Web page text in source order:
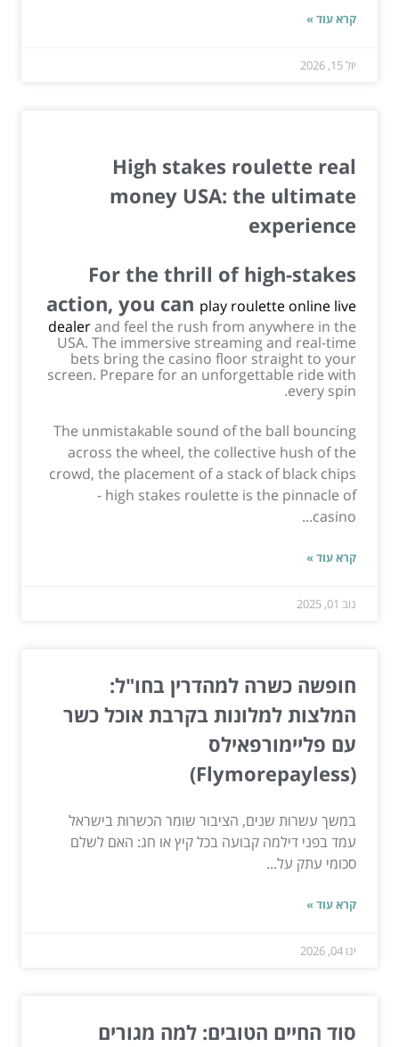
קרא עוד »
יול 15, 2026
High stakes roulette real
money USA: the ultimate
experience
For the thrill of high-stakes
action, you can play roulette online live
dealerand feel the rush from anywhere in the
USA. The immersive streaming and real-time
bets bring the casino floor straight to your
screen. Prepare for an unforgettable ride with
every spin.
The unmistakable sound of the ball bouncing
across the wheel, the collective hush of the
crowd, the placement of a stack of black chips
- high stakes roulette is the pinnacle of
casino...
קרא עוד »
נוב 01, 2025
חופשה כשרה למהדרין בחו"ל:
המלצות למלונות בקרבת אוכל כשר
עם פליימורפאילס
(Flymorepayless)
במשך עשרות שנים, הציבור שומר הכשרות בישראל
עמד בפני דילמה קבועה בכל קיץ או חג: האם לשלם
סכומי עתק על...
קרא עוד »
ינו 04, 2026
סוד החיים הטובים: למה מגורים